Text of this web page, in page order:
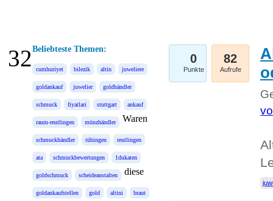
Beliebteste Themen:
cumhuriyet bilezik altin juweliere
goldankauf juwelier goldhändler
schmuck fiyatlari stuttgart ankauf
raum-reutlingen münzhändler
schmuckhändler tübingen reutlingen
ata schmuckbewertungen 1dukaten
goldschmuck scheideanstalten
goldankaufstellen gold altini braut
Waren
diese
0
Punkte
82
Aufrufe
32